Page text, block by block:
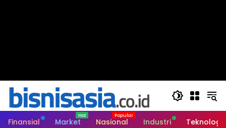
Finansial Market Nasional Industri Teknologi